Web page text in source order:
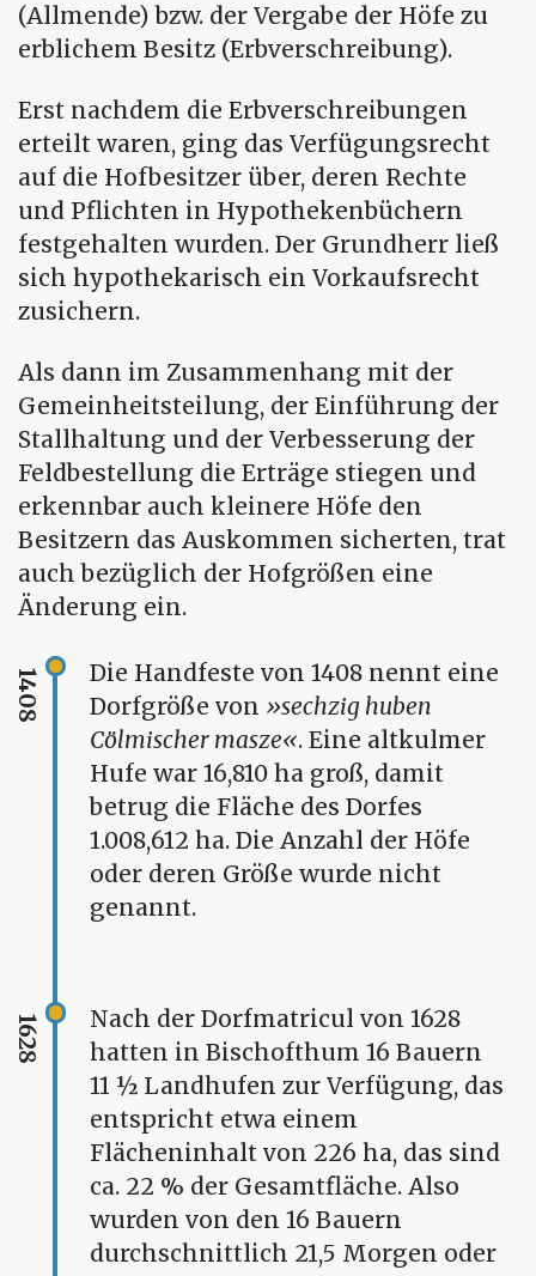
(Allmende) bzw. der Vergabe der Höfe zu
erblichem Besitz (Erbverschreibung).
Erst nachdem die Erbverschreibungen
erteilt waren, ging das Verfügungsrecht
auf die Hofbesitzer über, deren Rechte
und Pflichten in Hypothekenbüchern
festgehalten wurden. Der Grundherr ließ
sich hypothekarisch ein Vorkaufsrecht
zusichern.
Als dann im Zusammenhang mit der
Gemeinheitsteilung, der Einführung der
Stallhaltung und der Verbesserung der
Feldbestellung die Erträge stiegen und
erkennbar auch kleinere Höfe den
Besitzern das Auskommen sicherten, trat
auch bezüglich der Hofgrößen eine
Änderung ein.
1408
Die Handfeste von 1408 nennt eine
Dorfgröße von
sechzig huben
Cölmischer masze
. Eine altkulmer
Hufe war 16,810 ha groß, damit
betrug die Fläche des Dorfes
1.008,612 ha. Die Anzahl der Höfe
oder deren Größe wurde nicht
genannt.
1628
Nach der Dorfmatricul von 1628
hatten in Bischofthum 16 Bauern
11 ½ Landhufen zur Verfügung, das
entspricht etwa einem
Flächeninhalt von 226 ha, das sind
ca. 22 % der Gesamtfläche. Also
wurden von den 16 Bauern
durchschnittlich 21,5 Morgen oder